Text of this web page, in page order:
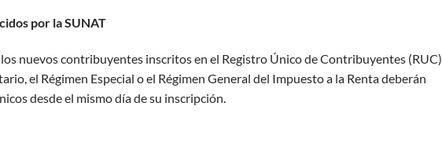
por la SUNAT
nuevos contribuyentes inscritos en el Registro Único de Contribuyentes (RUC)
el Régimen Especial o el Régimen General del Impuesto a la Renta deberán
desde el mismo día de su inscripción.